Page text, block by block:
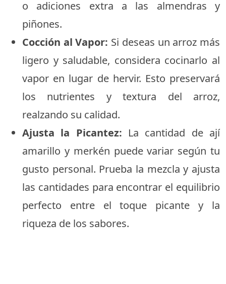
o adiciones extra a las almendras y
piñones.
Cocción al Vapor: Si deseas un arroz más
ligero y saludable, considera cocinarlo al
vapor en lugar de hervir. Esto preservará
los nutrientes y textura del arroz,
realzando su calidad.
Ajusta la Picantez: La cantidad de ají
amarillo y merkén puede variar según tu
gusto personal. Prueba la mezcla y ajusta
las cantidades para encontrar el equilibrio
perfecto entre el toque picante y la
riqueza de los sabores.